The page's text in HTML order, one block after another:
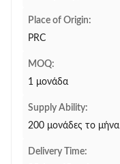
Place of Origin:
PRC
MOQ:
1 μονάδα
Supply Ability:
200 μονάδες το μήνα
Delivery Time: